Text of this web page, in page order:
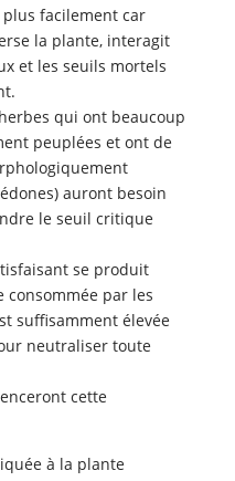
facilement car
la plante, interagit
et les seuils mortels
qui ont beaucoup
peuplées et ont de
auront besoin
le seuil critique
se produit
consommée par les
suffisamment élevée
neutraliser toute
cette
à la plante